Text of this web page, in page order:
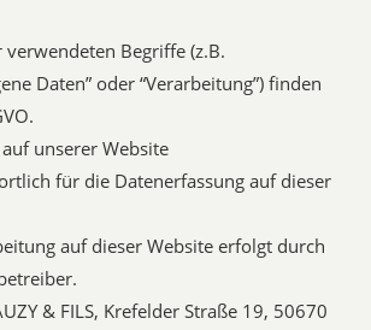
Begriffe (z.B.
Daten” oder “Verarbeitung”) finden
unserer Website
für die Datenerfassung auf dieser
auf dieser Website erfolgt durch
& FILS, Krefelder Straße 19, 50670